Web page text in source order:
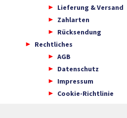
Lieferung & Versand
Zahlarten
Rücksendung
Rechtliches
AGB
Datenschutz
Impressum
Cookie-Richtlinie